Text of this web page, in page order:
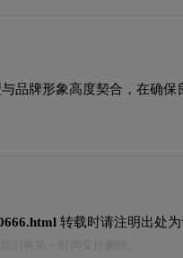
品牌形象高度契合，在确
转载时请注明出处